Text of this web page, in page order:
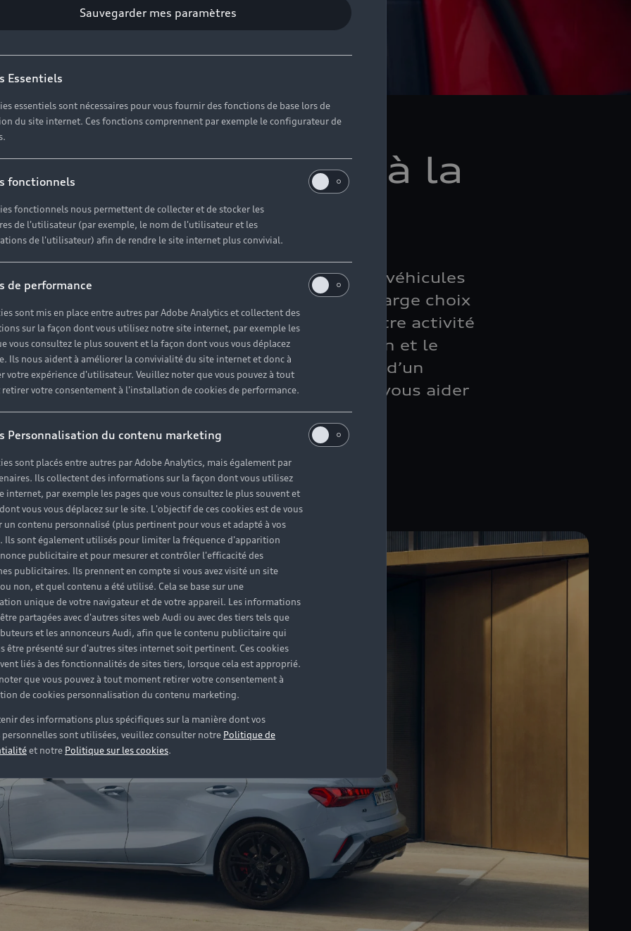
Sauvegarder mes paramètres
Essentiels
essentiels sont nécessaires pour vous fournir des fonctions de base lors de
du site internet. Ces fonctions comprennent par exemple le configurateur de
fonctionnels
fonctionnels nous permettent de collecter et de stocker les
de l'utilisateur (par exemple, le nom de l'utilisateur et les
de l'utilisateur) afin de rendre le site internet plus convivial.
de performance
sont mis en place entre autres par Adobe Analytics et collectent des
sur la façon dont vous utilisez notre site internet, par exemple les
vous consultez le plus souvent et la façon dont vous vous déplacez
Ils nous aident à améliorer la convivialité du site internet et donc à
votre expérience d'utilisateur. Veuillez noter que vous pouvez à tout
votre consentement à l'installation de cookies de performance.
Personnalisation du contenu marketing
sont placés entre autres par Adobe Analytics, mais également par
Ils collectent des informations sur la façon dont vous utilisez
internet, par exemple les pages que vous consultez le plus souvent et
vous vous déplacez sur le site. L'objectif de ces cookies est de vous
un contenu personnalisé (plus pertinent pour vous et adapté à vos
Ils sont également utilisés pour limiter la fréquence d'apparition
publicitaire et pour mesurer et contrôler l'efficacité des
publicitaires. Ils prennent en compte si vous avez visité un site
non, et quel contenu a été utilisé. Cela se base sur une
unique de votre navigateur et de votre appareil. Les informations
partagées avec d'autres sites web Audi ou avec des tiers tels que
et les annonceurs Audi, afin que le contenu publicitaire qui
être présenté sur d'autres sites internet soit pertinent. Ces cookies
liés à des fonctionnalités de sites tiers, lorsque cela est approprié.
que vous pouvez à tout moment retirer votre consentement à
de cookies personnalisation du contenu marketing.
des informations plus spécifiques sur la manière dont vos
personnelles sont utilisées, veuillez consulter notre Politique de
et notre Politique sur les cookies.
accédez à la
de demain
Audi avec nos offres du moment sur nos véhicules
l’entretien et les accessoires. Accédez à un large choix
exclusives spécialement pensés pour votre activité
solutions personnalisables pour l’entretien et le
votre Audi. Profitez d’experts qualifiés et d’un
sur mesure sur la fiscalité automobile pour vous aider
long de votre mobilité professionnelle.